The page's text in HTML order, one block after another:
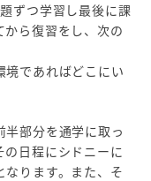
ずつ学習し最後に課
ら復習をし、次の
であればどこにい
部分を通学に取っ
日程にシドニーに
ります。また、そ